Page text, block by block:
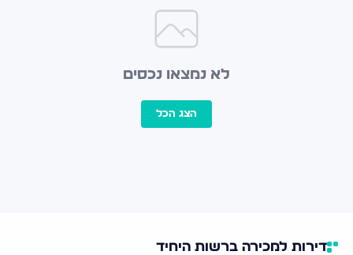
לא נמצאו נכסים
הצג הכל
דירות למכירה ברשות היחיד